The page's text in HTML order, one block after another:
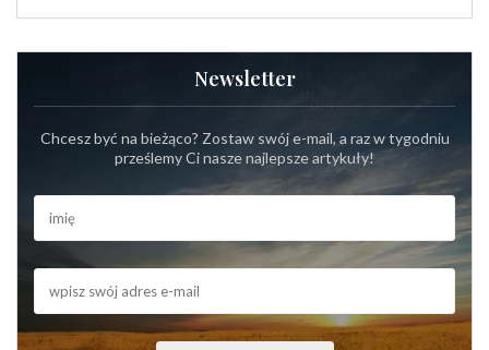
Newsletter
Chcesz być na bieżąco? Zostaw swój e-mail, a raz w tygodniu
prześlemy Ci nasze najlepsze artykuły!